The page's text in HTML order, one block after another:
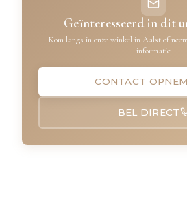
Geïnteresseerd in dit
Kom langs in onze winkel in Aalst of
informatie
CONTACT
BEL DIRECT